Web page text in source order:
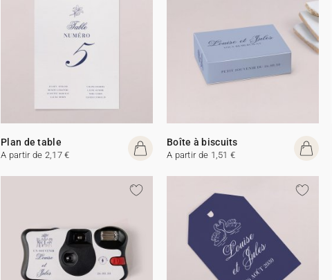
Plan de table
A partir de 2,17 €
Boîte à biscuits
A partir de 1,51 €